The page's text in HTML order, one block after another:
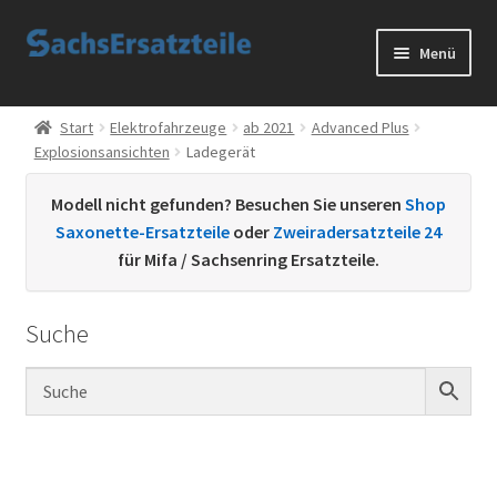
Zur
Zum
Menü
Start
AGB
Datenschutzerklärung
Kontakt
Sachs Ersatzteile
Start Elektrofahrzeuge ab 2021
Advanced Plus
Explosionsansichten
Ladegerät
Modell nicht gefunden? Besuchen Sie unseren Shop
Saxonette-Ersatzteile oder Zweiradersatzteile 24
für Mifa / Sachsenring Ersatzteile.
Suche